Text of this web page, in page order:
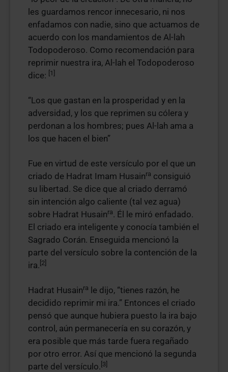
les guardamos rencor innecesario, ni nos
enfadamos con nadie, sino que actuamos de
acuerdo con los mandamientos de Al-lah
Todopoderoso. Como recomendación para
reprimir nuestra ira, Al-lah el Todopoderoso
dice: [1]
“Los que gastan en la prosperidad y en la
adversidad, y los que reprimen su cólera y
perdonan a los hombres; pues Al-lah ama a
los que hacen el bien”
Fue en virtud de este versículo por el que un
criado de Hadrat Imam Husainra consiguió
su libertad. Se dice que al criado derramó
sin intención algo caliente (tal vez agua)
sobre Hadrat Husainra. Él le miró enfadado.
El criado era inteligente y conocía también el
Sagrado Corán. Enseguida mencionó la
parte del versículo sobre la contención de la
ira. [2]
Hadrat Husainra
le dijo, “tienes razón, he
decidido reprimir mi ira.” Entonces el criado
pensó que aunque hubiera puesto la ira bajo
control, aún permanecería en su corazón, y
era posible que más tarde fuera regañado
por otro error. Así que mencionó la segunda
parte del versículo. [3]